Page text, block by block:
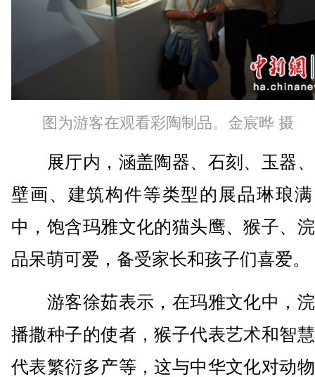
图为游客在观看彩陶制品。金宸晔 摄
展厅内，涵盖陶器、石刻、玉器
壁画、建筑构件等类型的展品琳琅
中，饱含玛雅文化的猫头鹰、猴子、
品呆萌可爱，备受家长和孩子们喜爱
游客徐茹表示，在玛雅文化中，
播撒种子的使者，猴子代表艺术和智
代表繁衍多产等，这与中华文化对动